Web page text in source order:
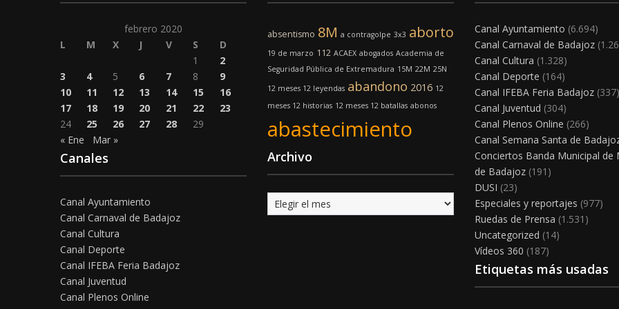
febrero 2020
L
M X J V S
D
1
2
3
4 5 6 7 8
9
10
11 12 13 14 15
16
17
18 19 20 21 22
23
24
25 26 27 28
29
« Ene
Mar »
Canales
Canal Ayuntamiento
Canal Carnaval de Badajoz
Canal Cultura
Canal Deporte
Canal IFEBA Feria Badajoz
Canal Juventud
Canal Plenos Online
absentismo 8M a contragolpe 3x3 aborto
19 de marzo 112 ACAEX abogados Academia de
Seguridad Pública de Extremadura 15M 22M 25N
12 meses 12 leyendas abandono 2016 12
meses 12 historias 12 meses 12 batallas abonos
abastecimiento
Archivo
Archivo
Canal Ayuntamiento (6.694)
Canal Carnaval de Badajoz
Canal Cultura (1.328)
Canal Deporte (164)
Canal IFEBA Feria Badajoz (337)
Canal Juventud (304)
Canal Plenos Online (266)
Canal Semana Santa de
Conciertos Banda Municipal de
de Badajoz (191)
DUSI (23)
Especiales y reportajes (977)
Ruedas de Prensa (1.531)
Uncategorized (14)
Vídeos 360 (187)
Etiquetas más usadas